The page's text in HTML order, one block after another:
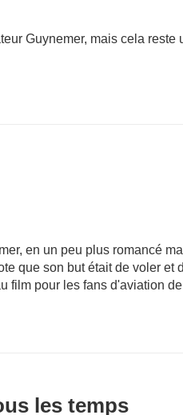
Guynemer, mais cela reste
en un peu plus romancé
que son but était de voler et
film pour les fans d'aviation
les temps